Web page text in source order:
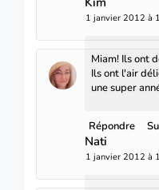
1 janvier 2012 à
Miam! Ils ont
Ils ont l'air
une super
Répondre
Nati
1 janvier 2012 à